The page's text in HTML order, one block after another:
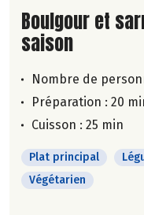
Lire la suite de
Boulgour et
saison
Nombre de
Préparation : 20
Cuisson : 25 min
Plat principal
Végétarien